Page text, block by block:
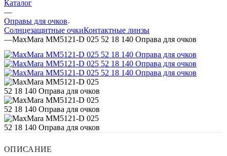
Каталог
—
Оправы для очков
Солнцезащитные очкиКонтактные линзы
—MaxMara MM5121-D 025 52 18 140 Оправа для очков
ОПИСАНИЕ